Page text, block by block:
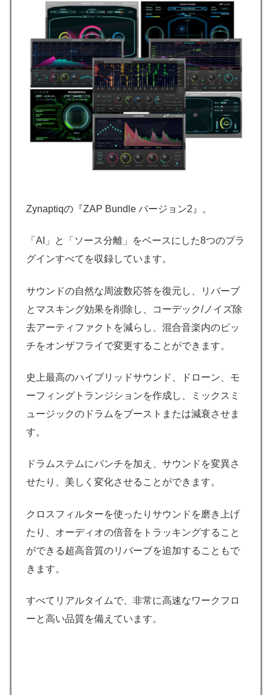
Zynaptiqの『ZAP Bundle バージョン2』。
「AI」と「ソース分離」をベースにした8つのプラ
グインすべてを収録しています。
サウンドの自然な周波数応答を復元し、リバーブ
とマスキング効果を削除し、コーデック/ノイズ除
去アーティファクトを減らし、混合音楽内のピッ
チをオンザフライで変更することができます。
史上最高のハイブリッドサウンド、ドローン、モ
ーフィングトランジションを作成し、ミックスミ
ュージックのドラムをブーストまたは減衰させま
す。
ドラムステムにパンチを加え、サウンドを変異さ
せたり、美しく変化させることができます。
クロスフィルターを使ったりサウンドを磨き上げ
たり、オーディオの倍音をトラッキングすること
ができる超高音質のリバーブを追加することもで
きます。
すべてリアルタイムで、非常に高速なワークフロ
ーと高い品質を備えています。